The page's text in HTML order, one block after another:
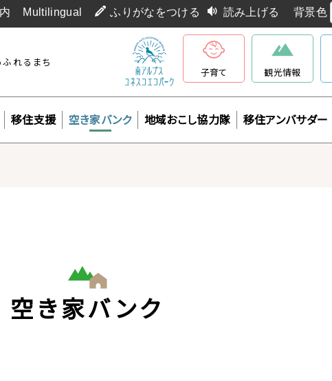
Multilingual ふりがなをつける 読み上げる 背景色
れるまち
子育て 観光情報
移住支援 空き家バンク 地域おこし協力隊 移住アンバサダー
空き家バンク